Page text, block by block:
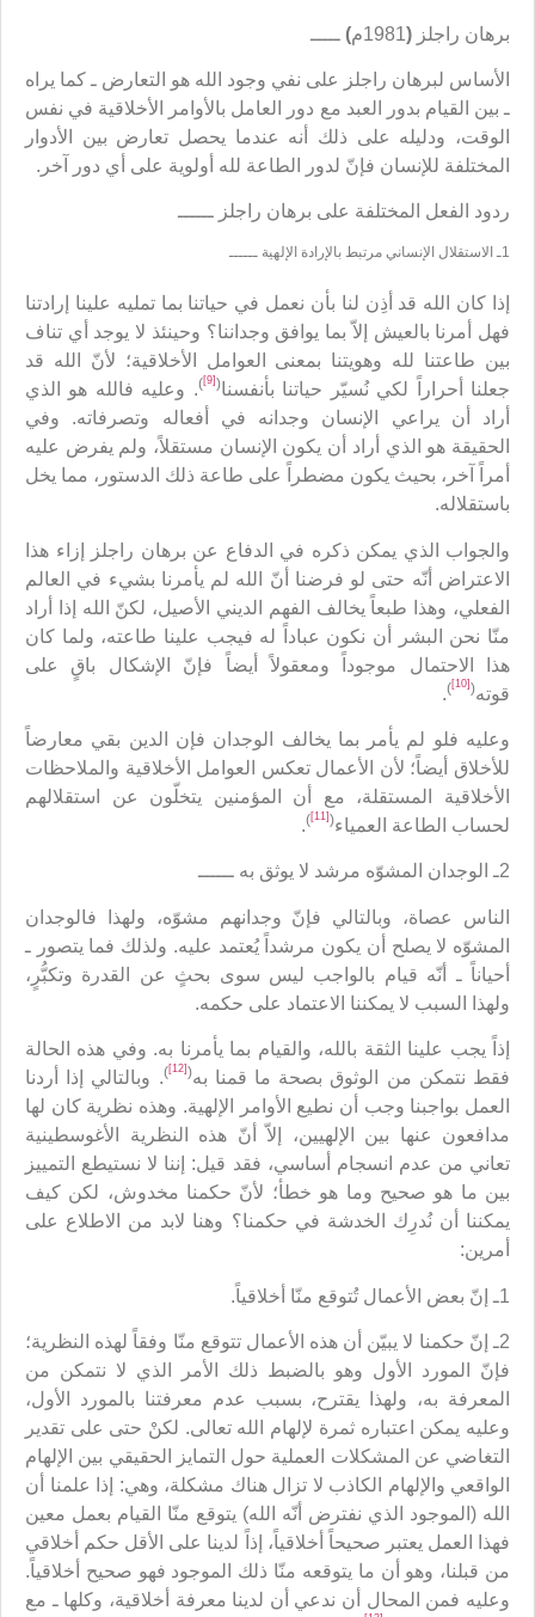
برهان راجلز (1981م ) ـــــ
الأساس لبرهان راجلز على نفي وجود الله هو التعارض ـ كما يراه
ـ بين القيام بدور العبد مع دور العامل بالأوامر الأخلاقية في نفس
الوقت، ودليله على ذلك أنه عندما يحصل تعارض بين الأدوار
المختلفة للإنسان فإنّ لدور الطاعة لله أولوية على أي دور آخر.
ردود الفعل المختلفة على برهان راجلز ــــــ
1ـ الاستقلال الإنساني مرتبط بالإرادة الإلهية ــــــ
إذا كان الله قد أذِن لنا بأن نعمل في حياتنا بما تمليه علينا إرادتنا
فهل أمرنا بالعيش إلاّ بما يوافق وجداننا؟ وحينئذ لا يوجد أي تناف
بين طاعتنا لله وهويتنا بمعنى العوامل الأخلاقية؛ لأنّ الله قد
جعلنا أحراراً لكي نُسيّر حياتنا بأنفسنا(
[9]
). وعليه فالله هو الذي
أراد أن يراعي الإنسان وجدانه في أفعاله وتصرفاته. وفي
الحقيقة هو الذي أراد أن يكون الإنسان مستقلاً، ولم يفرض عليه
أمراً آخر، بحيث يكون مضطراً على طاعة ذلك الدستور، مما يخل
باستقلاله.
والجواب الذي يمكن ذكره في الدفاع عن برهان راجلز إزاء هذا
الاعتراض أنّه حتى لو فرضنا أنّ الله لم يأمرنا بشيء في العالم
الفعلي، وهذا طبعاً يخالف الفهم الديني الأصيل، لكنّ الله إذا أراد
منّا نحن البشر أن نكون عباداً له فيجب علينا طاعته، ولما كان
هذا الاحتمال موجوداً ومعقولاً أيضاً فإنّ الإشكال باقٍ على
قوته(
[10]
)
.
وعليه فلو لم يأمر بما يخالف الوجدان فإن الدين بقي معارضاً
للأخلاق أيضاً؛ لأن الأعمال تعكس العوامل الأخلاقية والملاحظات
الأخلاقية المستقلة، مع أن المؤمنين يتخلّون عن استقلالهم
لحساب الطاعة العمياء(
[11]
)
.
2ـ الوجدان المشوّه مرشد لا يوثق به ــــــ
الناس عصاة، وبالتالي فإنّ وجدانهم مشوّه، ولهذا فالوجدان
المشوّه لا يصلح أن يكون مرشداً يُعتمد عليه. ولذلك فما يتصور ـ
أحياناً ـ أنّه قيام بالواجب ليس سوى بحثٍ عن القدرة وتكبُّرٍ،
ولهذا السبب لا يمكننا الاعتماد على حكمه.
إذاً يجب علينا الثقة بالله، والقيام بما يأمرنا به. وفي هذه الحالة
فقط نتمكن من الوثوق بصحة ما قمنا به(
[12]
). وبالتالي إذا أردنا
العمل بواجبنا وجب أن نطيع الأوامر الإلهية. وهذه نظرية كان لها
مدافعون عنها بين الإلهيين، إلاّ أنّ هذه النظرية الأغوسطينية
تعاني من عدم انسجام أساسي، فقد قيل: إننا لا نستيطع التمييز
بين ما هو صحيح وما هو خطأ؛ لأنّ حكمنا مخدوش، لكن كيف
يمكننا أن نُدرِك الخدشة في حكمنا؟ وهنا لابد من الاطلاع على
أمرين:
1ـ إنّ بعض الأعمال تُتوقع منّا أخلاقياً.
2ـ إنّ حكمنا لا يبيّن أن هذه الأعمال تتوقع منّا وفقاً لهذه النظرية؛
فإنّ المورد الأول وهو بالضبط ذلك الأمر الذي لا نتمكن من
المعرفة به، ولهذا يقترح، بسبب عدم معرفتنا بالمورد الأول،
وعليه يمكن اعتباره ثمرة لإلهام الله تعالى. لكنْ حتى على تقدير
التغاضي عن المشكلات العملية حول التمايز الحقيقي بين الإلهام
الواقعي والإلهام الكاذب لا تزال هناك مشكلة، وهي: إذا علمنا أن
الله (الموجود الذي نفترض أنّه الله) يتوقع منّا القيام بعمل معين
فهذا العمل يعتبر صحيحاً أخلاقياً، إذاً لدينا على الأقل حكم أخلاقي
من قبلنا، وهو أن ما يتوقعه منّا ذلك الموجود فهو صحيح أخلاقياً.
وعليه فمن المحال أن ندعي أن لدينا معرفة أخلاقية، وكلها ـ مع